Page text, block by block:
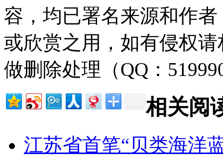
容，均已署名来源和作
或欣赏之用，如有侵权
做删除处理（QQ：
相关阅
江苏省首笔“贝类海